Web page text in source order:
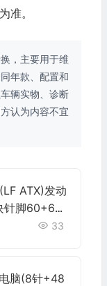
准。
，主要用于维
年款、配置和
辆实物、诊断
认为内容不宜
ATX)发动
针脚60+60
33
脑(8针+48